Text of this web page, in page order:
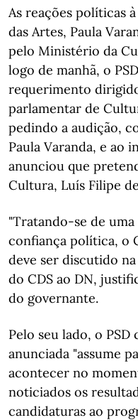
As reações políticas
das Artes, Paula
pelo Ministério da
logo de manhã, o
requerimento
parlamentar de
pedindo a audição,
Paula Varanda, e ao
anunciou que
Cultura, Luís Filipe
"Tratando-se de
confiança política, o
deve ser discutido
do CDS ao DN,
do governante.
Pelo seu lado, o
anunciada "assume
acontecer no
noticiados os
candidaturas ao